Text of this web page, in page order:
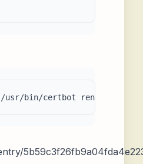
bin/certbot renew --